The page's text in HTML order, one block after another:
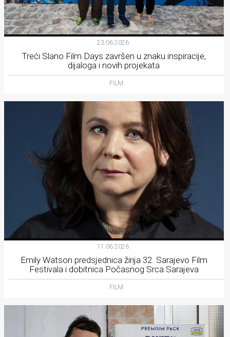
23.06.2026.
Treći Slano Film Days završen u znaku inspiracije,
dijaloga i novih projekata
FILM
11.06.2026.
Emily Watson predsjednica žirija 32. Sarajevo Film
Festivala i dobitnica Počasnog Srca Sarajeva
FILM